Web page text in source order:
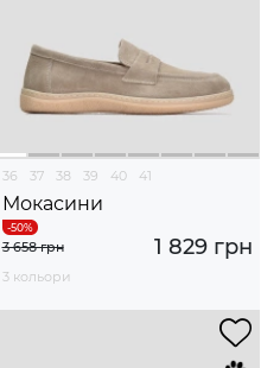
36 37 38 39 40 41
Мокасини
1 829 грн
3 658 грн
3 кольори